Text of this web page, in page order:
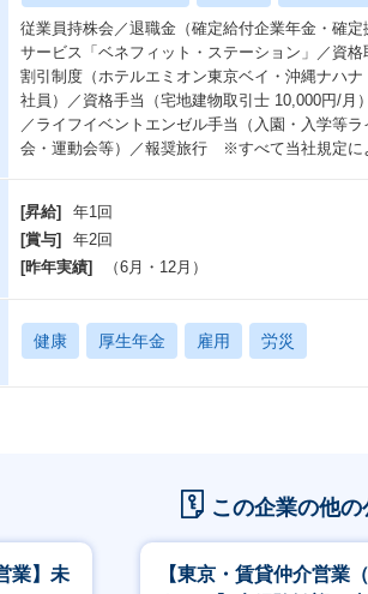
従業員持株会／退職金（確定給付企業年金・確
サービス「ベネフィット・ステーション」／資
割引制度（ホテルエミオン東京ベイ・沖縄ナハ
社員）／資格手当（宅地建物取引士 10,000円/月
／ライフイベントエンゼル手当（入園・入学等
会・運動会等）／報奨旅行 ※すべて当社規定に
[昇給]
年1回
[賞与]
年2回
[昨年実績]
（6月・12月）
健康 厚生年金 雇用 労災
この企業の他の
業】未
【東京・賃貸仲介営業